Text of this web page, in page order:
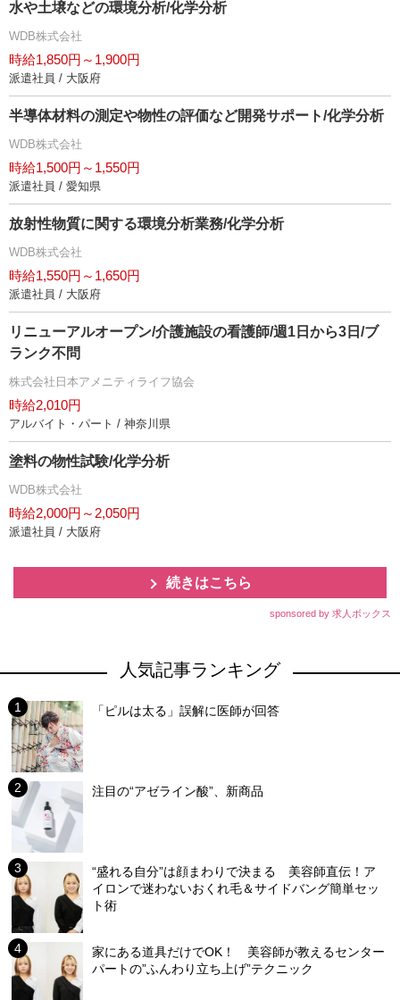
水や土壌などの環境分析/化学分析
WDB株式会社
時給1,850円～1,900円
派遣社員 / 大阪府
半導体材料の測定や物性の評価など開発サポート/化学分析
WDB株式会社
時給1,500円～1,550円
派遣社員 / 愛知県
放射性物質に関する環境分析業務/化学分析
WDB株式会社
時給1,550円～1,650円
派遣社員 / 大阪府
リニューアルオープン/介護施設の看護師/週1日から3日/ブ
ランク不問
株式会社日本アメニティライフ協会
時給2,010円
アルバイト・パート / 神奈川県
塗料の物性試験/化学分析
WDB株式会社
時給2,000円～2,050円
派遣社員 / 大阪府
続きはこちら
sponsored by 求人ボックス
人気記事ランキング
「ピルは太る」誤解に医師が回答
注目の“アゼライン酸”、新商品
“盛れる自分”は顔まわりで決まる 美容師直伝！ア
イロンで迷わないおくれ毛＆サイドバング簡単セッ
ト術
家にある道具だけでOK！ 美容師が教えるセンター
パートの”ふんわり立ち上げ”テクニック